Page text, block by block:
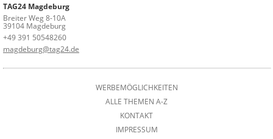
TAG24 Magdeburg
Breiter Weg 8-10A
39104 Magdeburg
+49 391 50548260
magdeburg@tag24.de
WERBEMÖGLICHKEITEN
ALLE THEMEN A-Z
KONTAKT
IMPRESSUM